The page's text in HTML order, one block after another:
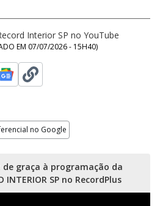
Interior SP no YouTube
EM 07/07/2026 - 15H40)
no Google
de graça à programação da
INTERIOR SP no RecordPlus